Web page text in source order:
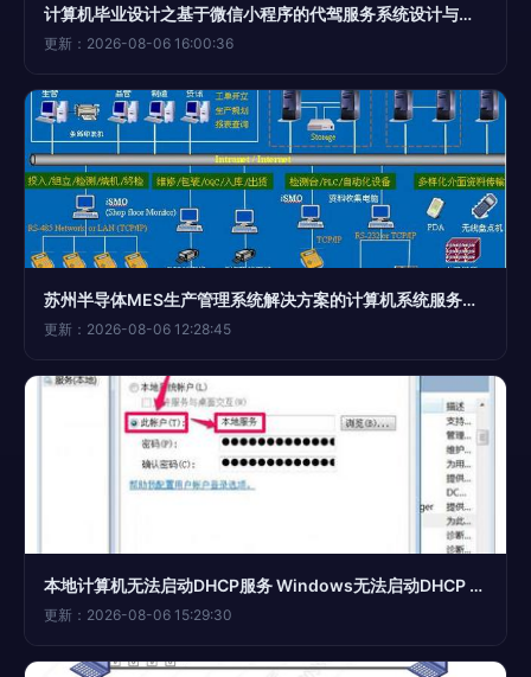
计算机毕业设计之基于微信小程序的代驾服务系统设计与实现
更新：2026-08-06 16:00:36
苏州半导体MES生产管理系统解决方案的计算机系统服务实践
更新：2026-08-06 12:28:45
本地计算机无法启动DHCP服务 Windows无法启动DHCP Client服务如何解决
更新：2026-08-06 15:29:30